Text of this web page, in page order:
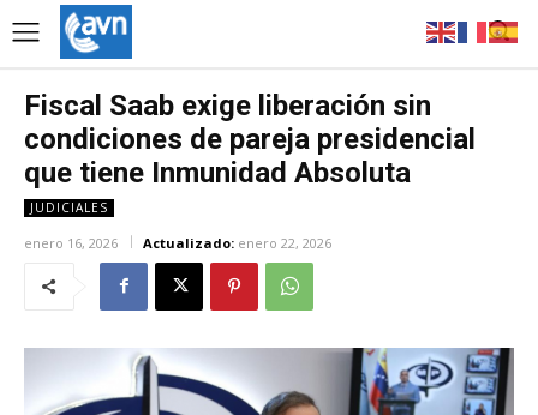
Fiscal Saab exige liberación sin
condiciones de pareja presidencial
que tiene Inmunidad Absoluta
JUDICIALES
enero 16, 2026 Actualizado: enero 22, 2026